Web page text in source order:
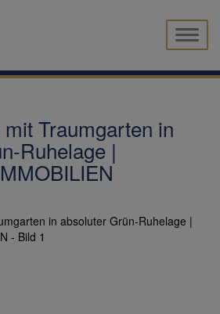
Traumgarten in
Ruhelage |